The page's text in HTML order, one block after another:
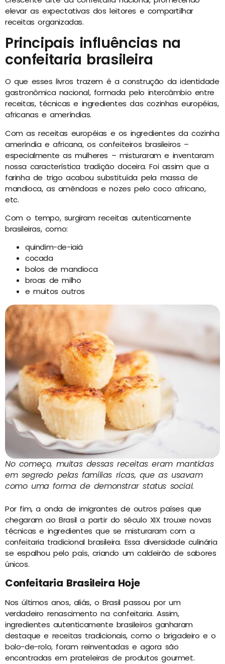
elevar as expectativas dos leitores e compartilhar
receitas organizadas.
Principais influências na
confeitaria brasileira
O que esses livros trazem é a construção da identidade
gastronômica nacional, formada pelo intercâmbio entre
receitas, técnicas e ingredientes das cozinhas européias,
africanas e ameríndias.
Com as receitas européias e os ingredientes da cozinha
ameríndia e africana, os confeiteiros brasileiros –
especialmente as mulheres – misturaram e inventaram
nossa característica tradição doceira. Foi assim que a
farinha de trigo acabou substituída pela massa de
mandioca, as amêndoas e nozes pelo coco africano,
etc.
Com o tempo, surgiram receitas autenticamente
brasileiras, como:
quindim-de-iaiá
cocada
bolos de mandioca
broas de milho
e muitos outros
No começo, muitas dessas receitas eram mantidas
em segredo pelas famílias ricas, que as usavam
como uma forma de demonstrar status social.
Por fim, a onda de imigrantes de outros países que
chegaram ao Brasil a partir do século XIX trouxe novas
técnicas e ingredientes que se misturaram com a
confeitaria tradicional brasileira. Essa diversidade culinária
se espalhou pelo país, criando um caldeirão de sabores
únicos.
Confeitaria Brasileira Hoje
Nos últimos anos, aliás, o Brasil passou por um
verdadeiro renascimento na confeitaria. Assim,
ingredientes autenticamente brasileiros ganharam
destaque e receitas tradicionais, como o brigadeiro e o
bolo-de-rolo, foram reinventadas e agora são
encontradas em prateleiras de produtos gourmet.